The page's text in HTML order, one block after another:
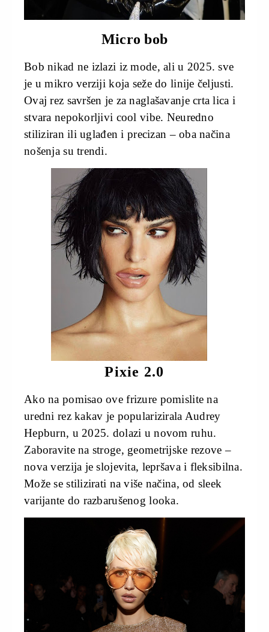
Micro bob
Bob nikad ne izlazi iz mode, ali u 2025. sve
je u mikro verziji koja seže do linije čeljusti.
Ovaj rez savršen je za naglašavanje crta lica i
stvara nepokorljivi cool vibe. Neuredno
stiliziran ili uglađen i precizan – oba načina
nošenja su trendi.
Pixie 2.0
Ako na pomisao ove frizure pomislite na
uredni rez kakav je popularizirala Audrey
Hepburn, u 2025. dolazi u novom ruhu.
Zaboravite na stroge, geometrijske rezove –
nova verzija je slojevita, lepršava i fleksibilna.
Može se stilizirati na više načina, od sleek
varijante do razbarušenog looka.